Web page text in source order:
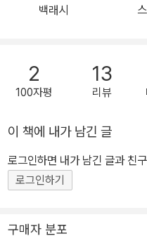
우리의 사적인 삶과 공적인 삶
중에서 2017년 퓰리처상 최종 후보에 오른 『다크룸-영원한 이방인,
스여성이 된 자기 아버지의 역
moir이다. 보편과는 거리가 있
룸』은 저널리스트다운 취재력
백래시
2
100자평
13
리뷰
이 책에 내가 남긴 글
로그인하면 내가 남긴 글과 친
로그인하기
구매자 분포